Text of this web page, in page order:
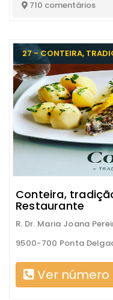
710 comentários
27 - CONTEIRA,
Conteira,
Restaurante
R. Dr. Maria Joana
9500-700 Ponta
Ver